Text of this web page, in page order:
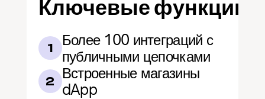
Ключевые функции
1
Более 100 интеграций с
публичными цепочками
2
Встроенные магазины
dApp